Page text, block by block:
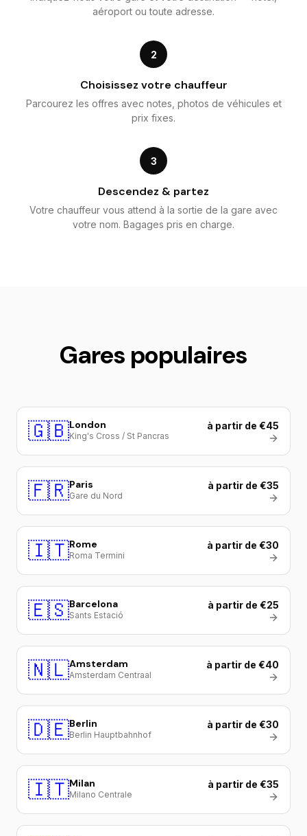
aéroport ou toute adresse.
2
Choisissez votre chauffeur
Parcourez les offres avec notes, photos de véhicules et
prix fixes.
3
Descendez & partez
Votre chauffeur vous attend à la sortie de la gare avec
votre nom. Bagages pris en charge.
Gares populaires
🇬🇧London
King's Cross / St Pancras
à partir de €45
🇫🇷Paris
Gare du Nord
à partir de €35
🇮🇹Rome
Roma Termini
à partir de €30
🇪🇸Barcelona
Sants Estació
à partir de €25
🇳🇱Amsterdam
Amsterdam Centraal
à partir de €40
🇩🇪Berlin
Berlin Hauptbahnhof
à partir de €30
🇮🇹Milan
Milano Centrale
à partir de €35